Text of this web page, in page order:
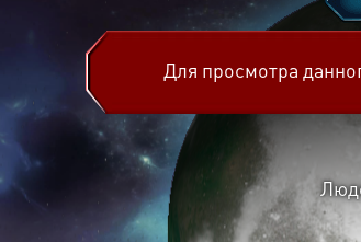
Для просмотра